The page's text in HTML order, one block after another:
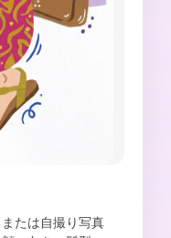
たは自撮り写真